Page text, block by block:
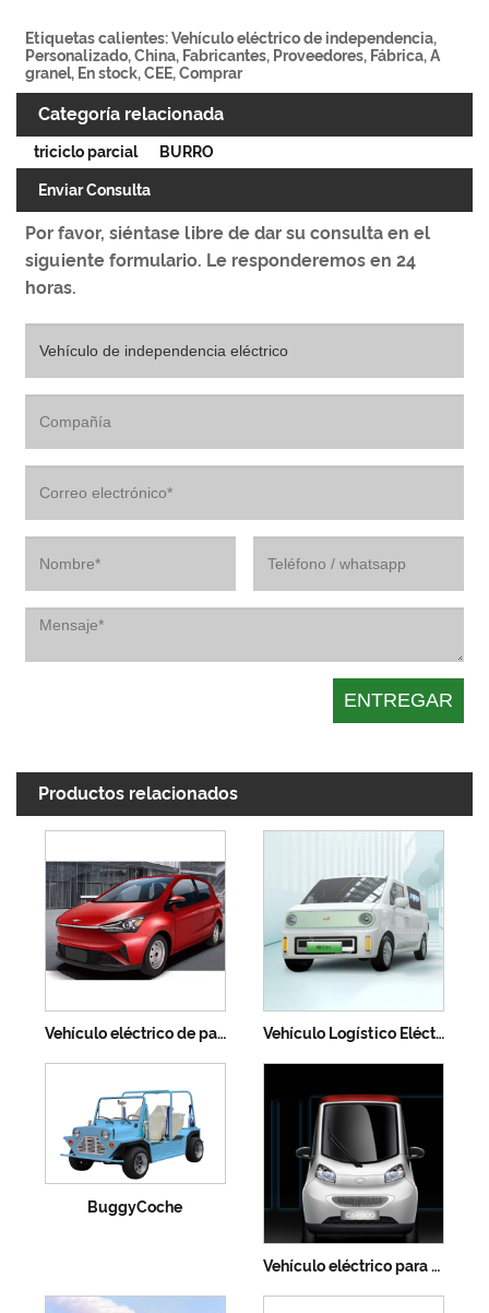
Etiquetas calientes: Vehículo eléctrico de independencia,
Personalizado, China, Fabricantes, Proveedores, Fábrica, A
granel, En stock, CEE, Comprar
Categoría relacionada
triciclo parcial BURRO
Enviar Consulta
Por favor, siéntase libre de dar su consulta en el
siguiente formulario. Le responderemos en 24
horas.
Productos relacionados
Vehículo eléctrico de pasajeros Vehículo Logístico Eléctrico
BuggyCoche
Vehículo eléctrico para discapacitados